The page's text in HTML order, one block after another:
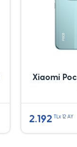
Xiaomi
2.192 TLx 12 AY